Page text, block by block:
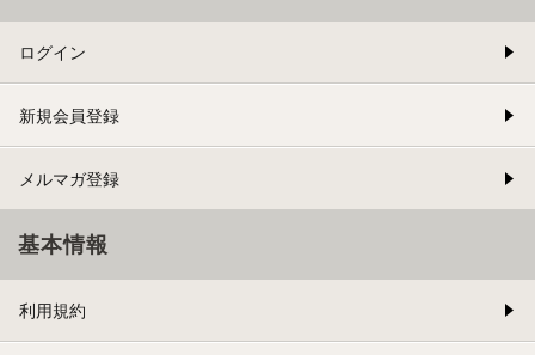
ログイン
新規会員登録
メルマガ登録
基本情報
利用規約